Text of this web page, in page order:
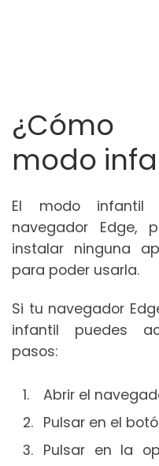
modo
El modo
navegador
instalar ninguna
para poder usarla.
Si tu navegador
infantil puedes
pasos:
Abrir el
Pulsar en el
Pulsar en la